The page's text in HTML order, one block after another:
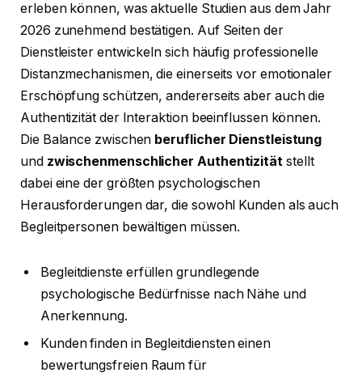
erleben können, was aktuelle Studien aus dem Jahr
2026 zunehmend bestätigen. Auf Seiten der
Dienstleister entwickeln sich häufig professionelle
Distanzmechanismen, die einerseits vor emotionaler
Erschöpfung schützen, andererseits aber auch die
Authentizität der Interaktion beeinflussen können.
Die Balance zwischen beruflicher Dienstleistung
und zwischenmenschlicher Authentizitätstellt
dabei eine der größten psychologischen
Herausforderungen dar, die sowohl Kunden als auch
Begleitpersonen bewältigen müssen.
Begleitdienste erfüllen grundlegende
psychologische Bedürfnisse nach Nähe und
Anerkennung.
Kunden finden in Begleitdiensten einen
bewertungsfreien Raum für